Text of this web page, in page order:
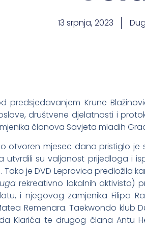
13 srpnja, 2023
predsjedavanjem Krune
društvene djelatnosti i
članova Savjeta mladih
otvoren mjesec dana pristiglo
su valjanost prijedloga i
je DVD Leprovica predložila
rekreativno lokalnih aktivista)
i njegovog zamjenika Filipa
Remenara. Taekwondo
Klarića te drugog člana Antu